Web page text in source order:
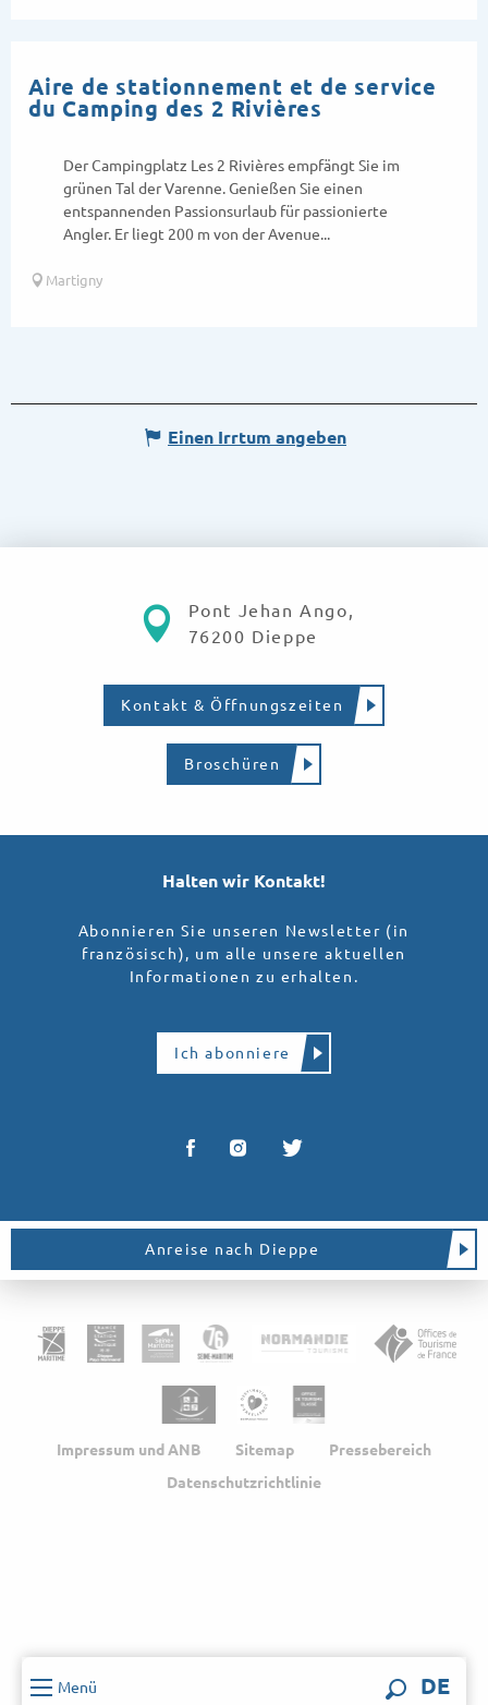
Menü DE
Aire de stationnement et de service
du Camping des 2 Rivières
Der Campingplatz Les 2 Rivières empfängt Sie im
grünen Tal der Varenne. Genießen Sie einen
entspannenden Passionsurlaub für passionierte
Angler. Er liegt 200 m von der Avenue...
Martigny
Einen Irrtum angeben
Pont Jehan Ango,
76200 Dieppe
Kontakt & Öffnungszeiten
Broschüren
Halten wir Kontakt!
Abonnieren Sie unseren Newsletter (in
französisch), um alle unsere aktuellen
Informationen zu erhalten.
Ich abonniere
Anreise nach Dieppe
Impressum und ANB Sitemap
Pressebereich
Datenschutzrichtlinie